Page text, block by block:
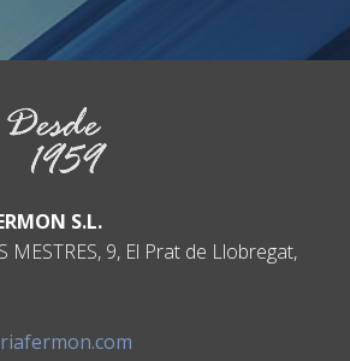
S.L.
MESTRES, 9, El Prat de Llobregat,